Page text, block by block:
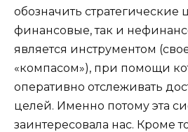
обозначить стратегические
финансовые, так и
является инструментом
«компасом»), при помощи
оперативно отслеживать
целей. Именно потому эта
заинтересовала нас. Кроме